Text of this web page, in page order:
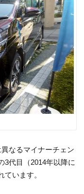
なるマイナーチェン
3代目（2014年以降に
います。